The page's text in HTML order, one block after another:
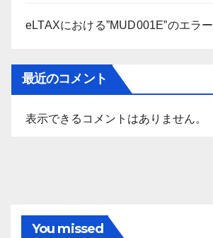
eLTAXにおける”MUD001E”のエラ
最近のコメント
表示できるコメントはありません。
You missed